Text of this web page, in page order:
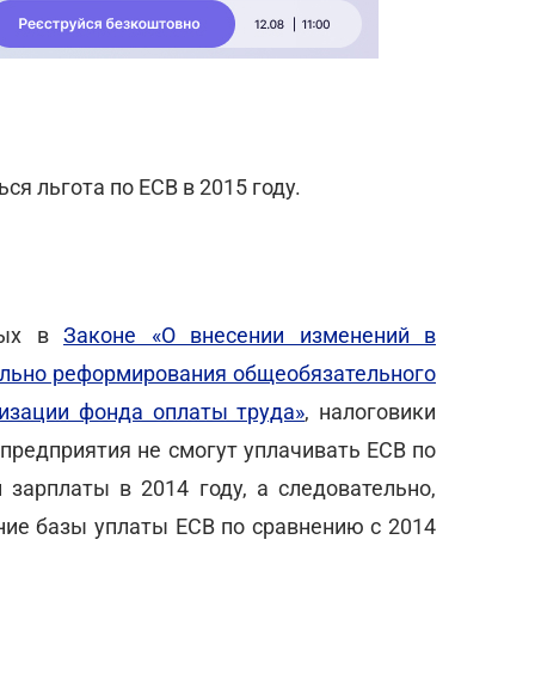
льгота по ЕСВ в 2015 году.
в Законе «О внесении изменений в
реформирования общеобязательного
фонда оплаты труда», налоговики
не смогут уплачивать ЕСВ по
в 2014 году, а следовательно,
базы уплаты ЕСВ по сравнению с 2014